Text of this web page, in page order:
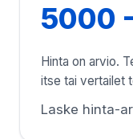
5000
Hinta on arvio.
itse tai vertailet
Laske hinta-